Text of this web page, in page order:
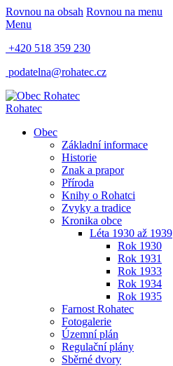
Rovnou na obsah Rovnou na menu
Menu
+420 518 359 230
podatelna@rohatec.cz
Rohatec
Obec
Základní informace
Historie
Znak a prapor
Příroda
Knihy o Rohatci
Zvyky a tradice
Kronika obce
Léta 1930 až 1939
Rok 1930
Rok 1931
Rok 1933
Rok 1934
Rok 1935
Farnost Rohatec
Fotogalerie
Územní plán
Regulační plány
Sběrné dvory